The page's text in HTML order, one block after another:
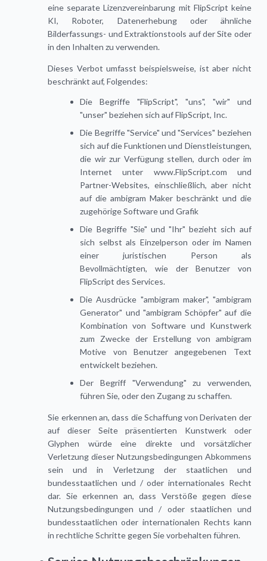
eine separate Lizenzvereinbarung mit FlipScript keine
KI, Roboter, Datenerhebung oder ähnliche
Bilderfassungs- und Extraktionstools auf der Site oder
in den Inhalten zu verwenden.
Dieses Verbot umfasst beispielsweise, ist aber nicht
beschränkt auf, Folgendes:
Die Begriffe "FlipScript", "uns", "wir" und
"unser" beziehen sich auf FlipScript, Inc.
Die Begriffe "Service" und "Services" beziehen
sich auf die Funktionen und Dienstleistungen,
die wir zur Verfügung stellen, durch oder im
Internet unter www.FlipScript.com und
Partner-Websites, einschließlich, aber nicht
auf die ambigram Maker beschränkt und die
zugehörige Software und Grafik
Die Begriffe "Sie" und "Ihr" bezieht sich auf
sich selbst als Einzelperson oder im Namen
einer juristischen Person als
Bevollmächtigten, wie der Benutzer von
FlipScript des Services.
Die Ausdrücke "ambigram maker", "ambigram
Generator" und "ambigram Schöpfer" auf die
Kombination von Software und Kunstwerk
zum Zwecke der Erstellung von ambigram
Motive von Benutzer angegebenen Text
entwickelt beziehen.
Der Begriff "Verwendung" zu verwenden,
führen Sie, oder den Zugang zu schaffen.
Sie erkennen an, dass die Schaffung von Derivaten der
auf dieser Seite präsentierten Kunstwerk oder
Glyphen würde eine direkte und vorsätzlicher
Verletzung dieser Nutzungsbedingungen Abkommens
sein und in Verletzung der staatlichen und
bundesstaatlichen und / oder internationales Recht
dar. Sie erkennen an, dass Verstöße gegen diese
Nutzungsbedingungen und / oder staatlichen und
bundesstaatlichen oder internationalen Rechts kann
in rechtliche Schritte gegen Sie vorbehalten führen.